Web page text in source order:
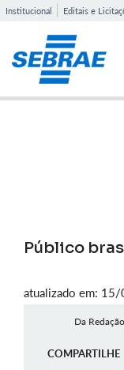
Institucional Editais e
Público
atualizado em:
Da Redação
COMPARTILHE